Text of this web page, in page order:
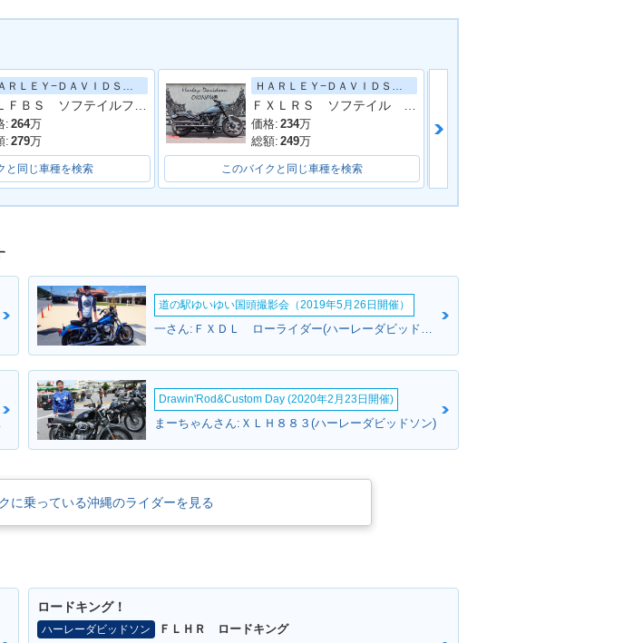
ＨＡＲＬＥＹ−ＤＡＶＩＤＳＯＮ
: 264万
: 279万
と同じ車種を検索
ＨＡＲＬＥＹ−ＤＡＶＩＤＳＯＮ
価格: 234万
総額: 249万
このバイクと同じ車種を検索
道の駅ゆいゆい国頭撮影会（2019年5月26日開催）
一さん:ＦＸＤＬ ローライダー(ハーレーダビッドソン)
ソン)
Drawin'Rod&Custom Day (2020年2月23日開催)
まーちゃんさん:ＸＬＨ８８３(ハーレーダビッドソン)
に乗っている沖縄のライダーを見る
ロードキング！
ハーレーダビッドソン
ＦＬＨＲ ロードキング